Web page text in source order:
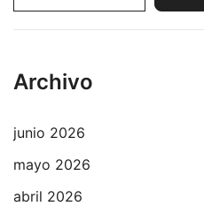
Archivo
junio 2026
mayo 2026
abril 2026